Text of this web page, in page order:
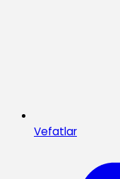
Vefatlar